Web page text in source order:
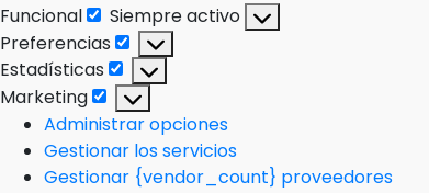
Funcional
Siempre activo
Preferencias
Estadísticas
Marketing
Administrar opciones
Gestionar los servicios
Gestionar {vendor_count} proveedores